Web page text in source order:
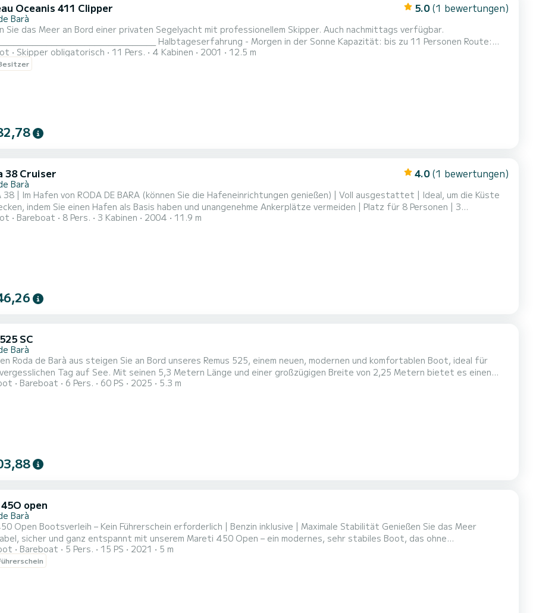
Oceanis 411 Clipper 5.0 (1 bewertungen)
Barà
das Meer an Bord einer privaten Segelyacht mit professionellem Skipper. Auch nachmittags verfügbar.
Halbtageserfahrung - Morgen in der Sonne Kapazität: bis zu 11 Personen Route:
Hafen Roda de Barà, Segeln zur charmanten Bucht Canyadell, vorbei am emblematischen Leuchtturm von
Entfernung: Ca. 5 Seemeilen Ankerstopp: Eine Stunde zum Schwimmen, Schnorcheln oder totalen Entspannen
Skipper obligatorisch 11 Pers. 4 Kabinen 2001 12.5 m
38 Cruiser 4.0 (1 bewertungen)
Barà
ausgestattet | Ideal, um die Küste
indem Sie einen Hafen als Basis haben und unangenehme Ankerplätze vermeiden | Platz für 8 Personen | 3
und Salon | Das Boot hat eine Länge von 12m, Steuerrad | Boot mit großzügigen Bereichen, um mit Familie oder
Bareboat 8 Pers. 3 Kabinen 2004 11.9 m
SC
Barà
Roda de Barà aus steigen Sie an Bord unseres Remus 525, einem neuen, modernen und komfortablen Boot, ideal für
Tag auf See. Mit seinen 5,3 Metern Länge und einer großzügigen Breite von 2,25 Metern bietet es einen
geräumigen Innenbereich, perfekt für gemeinsame Stunden mit Freunden oder Familie. Du wirst eine stabile, schnelle
Bareboat 6 Pers. 60 PS 2025 5.3 m
open
Barà
Open Bootsverleih – Kein Führerschein erforderlich | Benzin inklusive | Maximale Stabilität Genießen Sie das Meer
sicher und ganz entspannt mit unserem Mareti 450 Open – ein modernes, sehr stabiles Boot, das ohne
gefahren werden darf. Ideal für Einsteiger sowie für alle, die einen entspannten und unvergesslichen Tag auf
Das Boot wurde 2021 gebaut und verfügt über 5 Meter Länge und 2 Meter Breite, was für eine
Bareboat 5 Pers. 15 PS 2021 5 m